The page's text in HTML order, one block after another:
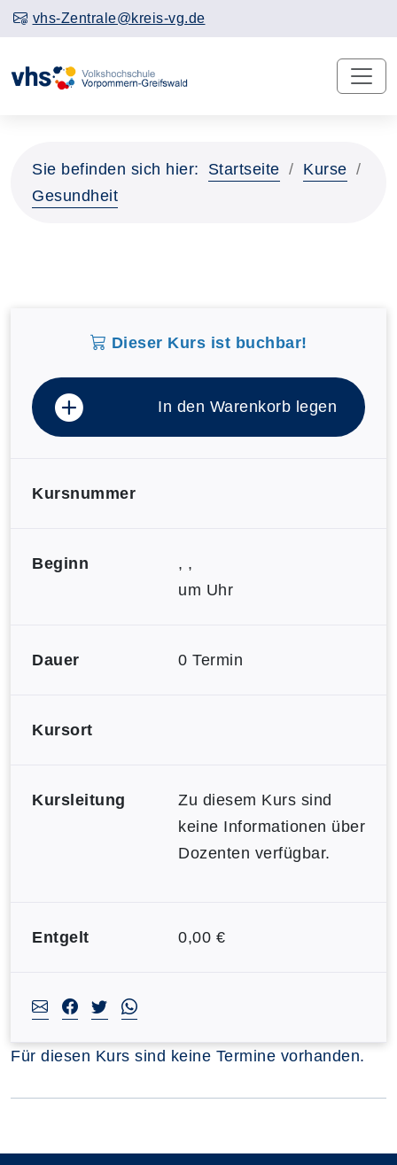
vhs-Zentrale@kreis-vg.de
Sie befinden sich hier: Startseite
Kurse
Gesundheit
Dieser Kurs ist buchbar!
In den Warenkorb legen
Kursnummer
Beginn
, ,
um Uhr
Dauer 0 Termin
Kursort
Kursleitung
Zu diesem Kurs sind
keine Informationen über
Dozenten verfügbar.
Entgelt 0,00 €
Für diesen Kurs sind keine Termine vorhanden.